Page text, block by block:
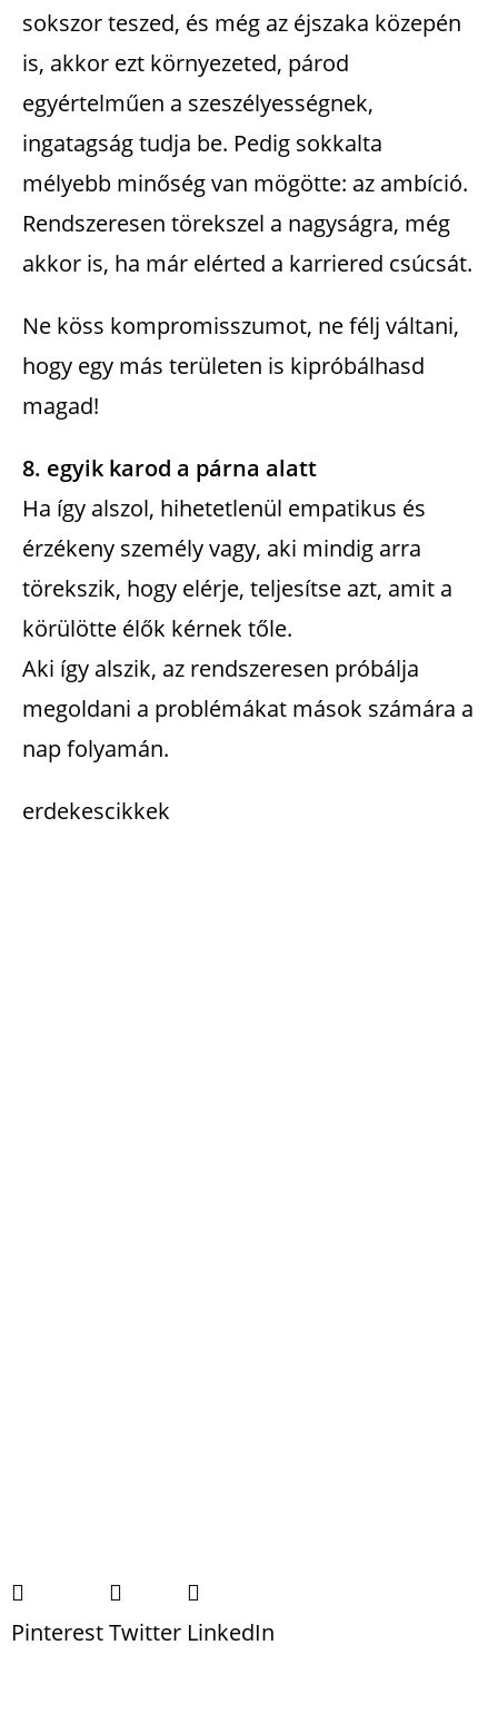
sokszor teszed, és még az éjszaka közepén
is, akkor ezt környezeted, párod
egyértelműen a szeszélyességnek,
ingatagság tudja be. Pedig sokkalta
mélyebb minőség van mögötte: az ambíció.
Rendszeresen törekszel a nagyságra, még
akkor is, ha már elérted a karriered csúcsát.
Ne köss kompromisszumot, ne félj váltani,
hogy egy más területen is kipróbálhasd
magad!
8. egyik karod a párna alatt
Ha így alszol, hihetetlenül empatikus és
érzékeny személy vagy, aki mindig arra
törekszik, hogy elérje, teljesítse azt, amit a
körülötte élők kérnek tőle.
Aki így alszik, az rendszeresen próbálja
megoldani a problémákat mások számára a
nap folyamán.
erdekescikkek
PinterestTwitter LinkedIn